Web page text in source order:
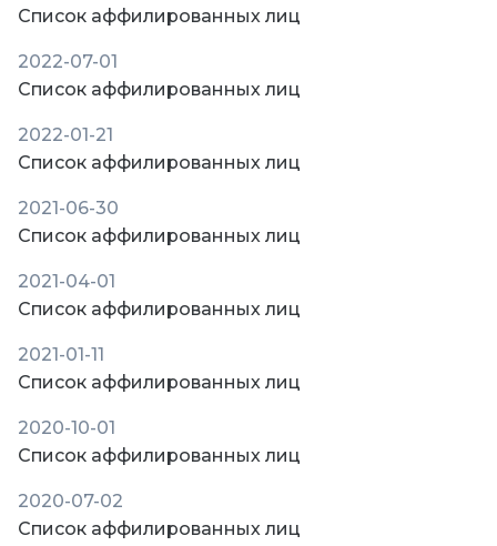
Список аффилированных лиц
2022-07-01
Список аффилированных лиц
2022-01-21
Список аффилированных лиц
2021-06-30
Список аффилированных лиц
2021-04-01
Список аффилированных лиц
2021-01-11
Список аффилированных лиц
2020-10-01
Список аффилированных лиц
2020-07-02
Список аффилированных лиц